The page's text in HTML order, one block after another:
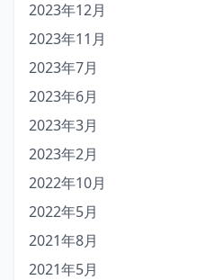
2023年12月
2023年11月
2023年7月
2023年6月
2023年3月
2023年2月
2022年10月
2022年5月
2021年8月
2021年5月